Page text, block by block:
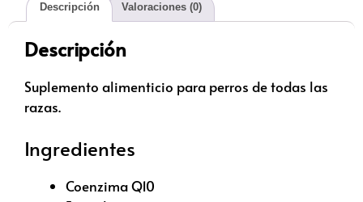
Descripción Valoraciones (0)
Descripción
Suplemento alimenticio para perros de todas las
razas.
Ingredientes
Coenzima Q10